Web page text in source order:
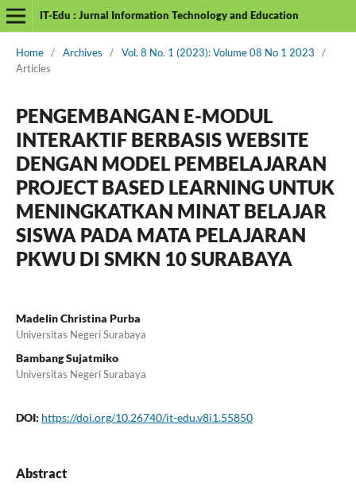
IT-Edu : Jurnal Information Technology and Education
Home / Archives / Vol. 8 No. 1 (2023): Volume 08 No 1 2023
/
Articles
PENGEMBANGAN E-MODUL
INTERAKTIF BERBASIS WEBSITE
DENGAN MODEL PEMBELAJARAN
PROJECT BASED LEARNING UNTUK
MENINGKATKAN MINAT BELAJAR
SISWA PADA MATA PELAJARAN
PKWU DI SMKN 10 SURABAYA
Madelin Christina Purba
Universitas Negeri Surabaya
Bambang Sujatmiko
Universitas Negeri Surabaya
DOI: https://doi.org/10.26740/it-edu.v8i1.55850
Abstract